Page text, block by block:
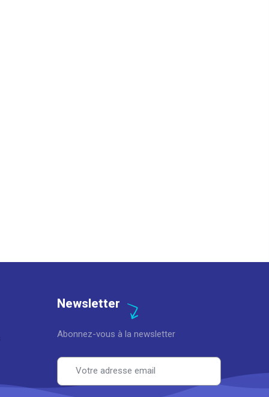
Newsletter
Abonnez-vous à la newsletter
Email